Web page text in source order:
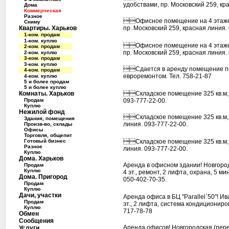
Дома
Коммерческая
Разное
Сниму
Квартиры. Харьков
1-ком. продам
1-ком. куплю
2-ком. продам
2-ком. куплю
3-ком. продам
3-ком. куплю
4-ком. продам
4-ком. куплю
5 и более продам
5 и более куплю
Комнаты. Харьков
Продам
Куплю
Нежилой фонд
Здания, помещения
Произв-во, склады
Офисы
Торговля, общепит
Готовый бизнес
Разное
Куплю
Дома. Харьков
Продам
Куплю
Дома. Пригород
Продам
Куплю
Дачи, участки
Продам
Куплю
Обмен
Сообщения
удобствами, пр. Московский 259,
Офисное помещение на 4
пр. Московский 259, красная
Офисное помещение на 4
пр. Московский 259, красная
Сдается в аренду помещение
евроремонтом. Тел. 758-21-87
Складское помещение 325 кв.м,
093-777-22-00.
Складское помещение 325 кв.м,
линия. 093-777-22-00.
Складское помещение 325 кв.м,
линия. 093-777-22-00.
Аренда в офисном здании!
4 эт., ремонт, 2 лифта, охрана, 5
050-402-70-35.
Аренда офиса в БЦ "Parallel`50"!
эт., 2 лифта, система
717-78-78